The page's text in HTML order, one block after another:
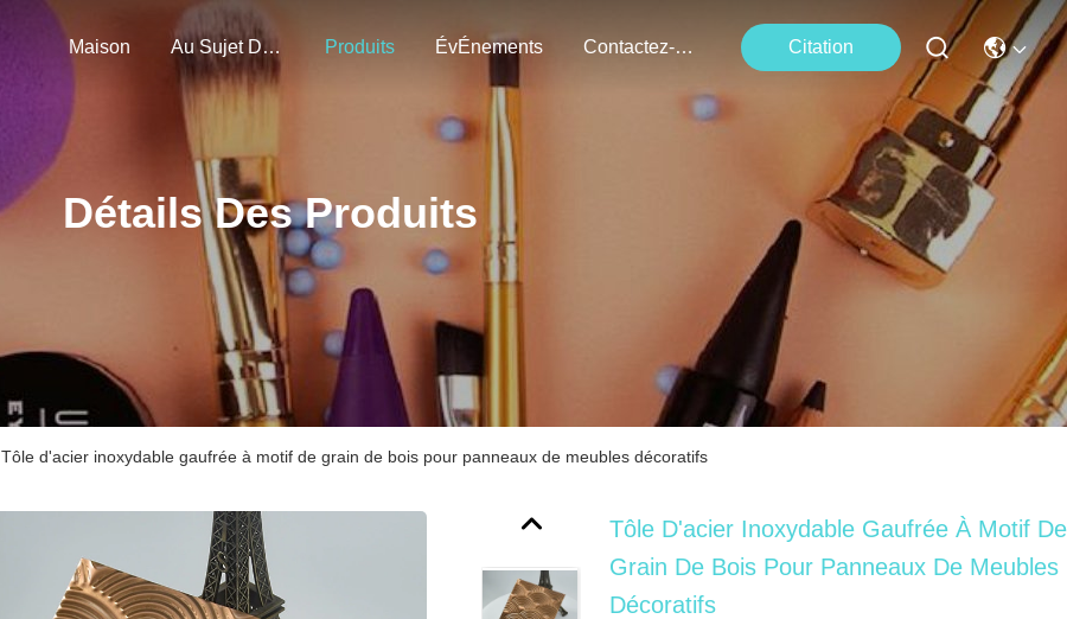
Maison Au Sujet De Nous Produits ÉvÉnements Contactez-Nous Citation
Détails Des Produits
Tôle d'acier inoxydable gaufrée à motif de grain de bois pour panneaux de meubles décoratifs
Tôle D'acier Inoxydable Gaufrée À Motif De
Grain De Bois Pour Panneaux De Meubles
Décoratifs